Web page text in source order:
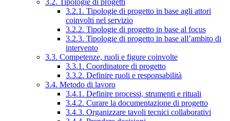
3.2. Tipologie di progetti
3.2.1. Tipologie di progetto in base agli attori
coinvolti nel servizio
3.2.2. Tipologie di progetto in base al focus
3.2.3. Tipologie di progetto in base all’ambito di
intervento
3.3. Competenze, ruoli e figure coinvolte
3.3.1. Coordinatore di progetto
3.3.2. Definire ruoli e responsabilità
3.4. Metodo di lavoro
3.4.1. Definire processi, strumenti e rituali
3.4.2. Curare la documentazione di progetto
3.4.3. Organizzare tavoli tecnici collaborativi